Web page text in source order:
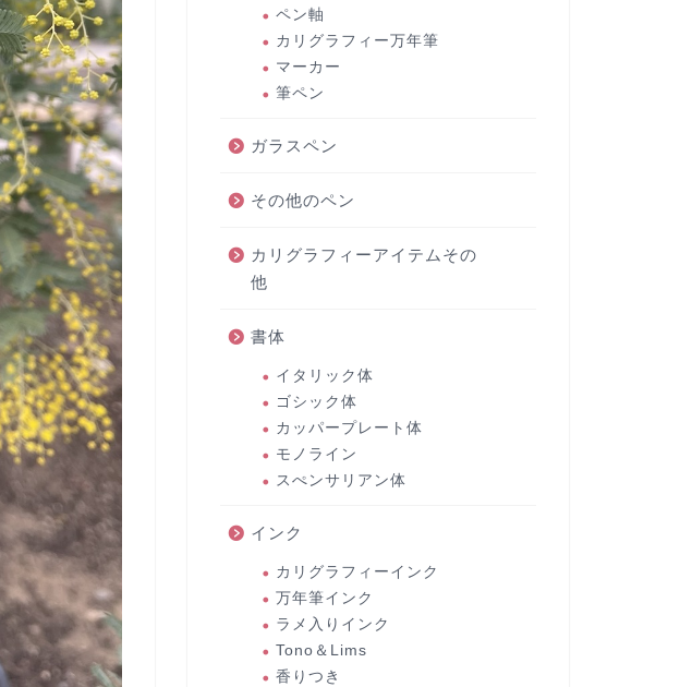
ペン軸
カリグラフィー万年筆
マーカー
筆ペン
ガラスペン
その他のペン
カリグラフィーアイテムその
他
書体
イタリック体
ゴシック体
カッパープレート体
モノライン
スぺンサリアン体
インク
カリグラフィーインク
万年筆インク
ラメ入りインク
Tono＆Lims
香りつき